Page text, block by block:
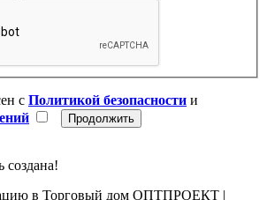
с Политикой безопасности и
создана!
в Торговый дом ОПТПРОЕКТ |